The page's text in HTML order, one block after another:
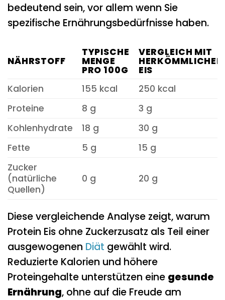
bedeutend sein, vor allem wenn Sie
spezifische Ernährungsbedürfnisse haben.
NÄHRSTOFF
TYPISCHE
MENGE
PRO 100G
VERGLEICH MIT
HERKÖMMLICHEM
EIS
Kalorien
155 kcal
250 kcal
Proteine
8 g
3 g
Kohlenhydrate
18 g
30 g
Fette
5 g
15 g
Zucker
(natürliche
Quellen)
0 g 20 g
Diese vergleichende Analyse zeigt, warum
Protein Eis ohne Zuckerzusatz als Teil einer
ausgewogenen Diät gewählt wird.
Reduzierte Kalorien und höhere
Proteingehalte unterstützen eine gesunde
Ernährung, ohne auf die Freude am